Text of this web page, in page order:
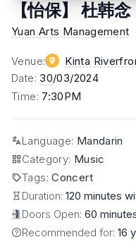
【怡保】 杜韩
Yuan Arts Management
Venue: Kinta
Date: 30/03/2024
Time: 7:30PM
Language: Mandarin
Category: Music
Tags:Concert
Duration: 120 minutes
Doors Open: 60
Recommended for: 16